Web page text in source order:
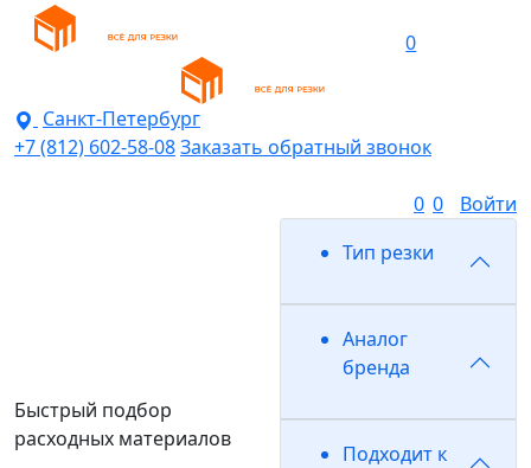
0
Санкт-Петербург
+7 (812) 602-58-08Заказать обратный звонок
0 0 Войти
Быстрый подбор
расходных материалов
Тип резки
Аналог
бренда
Подходит к